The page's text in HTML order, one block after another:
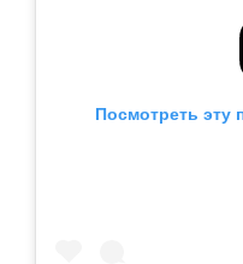
Посмотреть эту